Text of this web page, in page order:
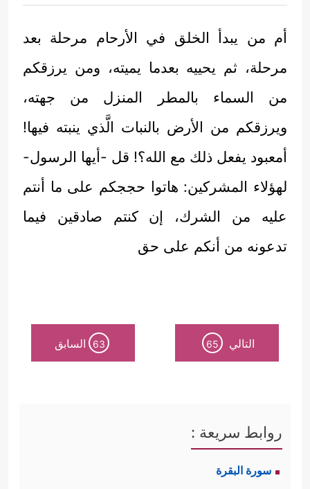
أم من يبدأ الخلق في الأرحام مرحلة بعد
مرحلة، ثم يحييه بعدما يميته، ومن يرزقكم
من السماء بالمطر المنزل من جهته،
ويرزقكم من الأرض بالنبات الَّذي ينبته فيها!
أمعبود يفعل ذلك مع الله؟! قل -أيها الرسول-
لهؤلاء المشركين: هاتوا حججكم على ما أنتم
عليه من الشرك، إن كنتم صادقين فيما
تدعونه من أنكم على حق
التالي 65
63 السابق
روابط سريعة :
سورة البقرة